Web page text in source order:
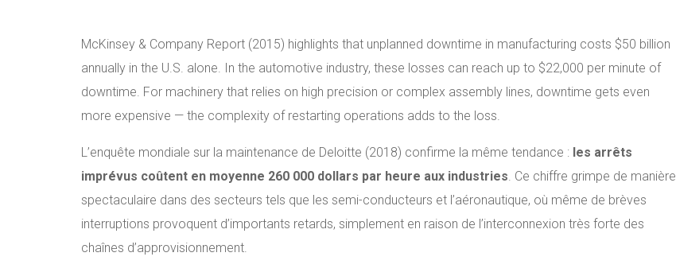
McKinsey & Company Report (2015) highlights that unplanned downtime in manufacturing costs $50 billion
annually in the U.S. alone. In the automotive industry, these losses can reach up to $22,000 per minute of
downtime. For machinery that relies on high precision or complex assembly lines, downtime gets even
more expensive — the complexity of restarting operations adds to the loss.
L’enquête mondiale sur la maintenance de Deloitte (2018) confirme la même tendance : les arrêts
imprévus coûtent en moyenne 260 000 dollars par heure aux industries. Ce chiffre grimpe de manière
spectaculaire dans des secteurs tels que les semi-conducteurs et l’aéronautique, où même de brèves
interruptions provoquent d’importants retards, simplement en raison de l’interconnexion très forte des
chaînes d’approvisionnement.